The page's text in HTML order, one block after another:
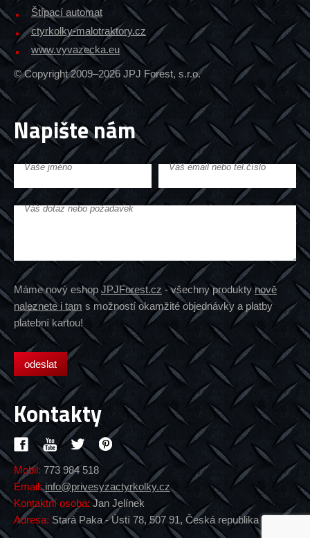
Štípací automat
ctyrkolky-malotraktory.cz
www.vyvazecka.eu
© Copyright 2009–2026 JPJ Forest, s.r.o.
Napište nám
Vaše jméno Váš email nebo tel.číslo
Váš dotaz nebo požadavek
Máme nový eshop JPJForest.cz - všechny produktynově
naleznete i tam s možností okamžité objednávky a platby
platební kartou!
Kontakty
Mobil: 773 984 518
Email: info@privesyzactyrkolky.cz
Kontaktní osoba: Jan Jelínek
Adresa: Stará Paka - Ústí 78, 507 91, Česká republika